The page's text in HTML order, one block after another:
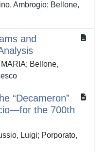
Ambrogio; Bellone,
and
Bellone,
“Decameron”
the 700th
Luigi; Porporato,